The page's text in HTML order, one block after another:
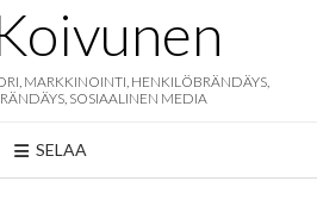
MARKKINOINTI, HENKILÖBRÄNDÄYS,
SOSIAALINEN MEDIA
SELAA